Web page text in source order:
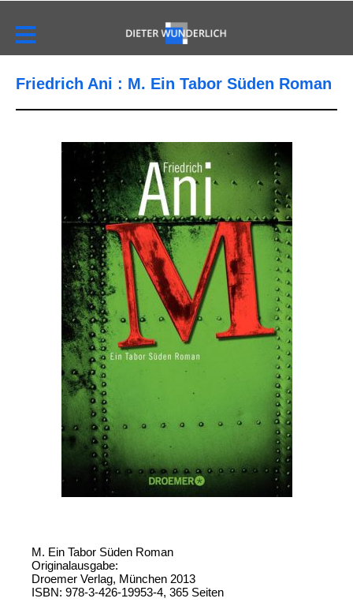
Friedrich Ani : M. Ein Tabor Süden Roman
M. Ein Tabor Süden Roman
Originalausgabe:
Droemer Verlag, München 2013
ISBN: 978-3-426-19953-4, 365 Seiten